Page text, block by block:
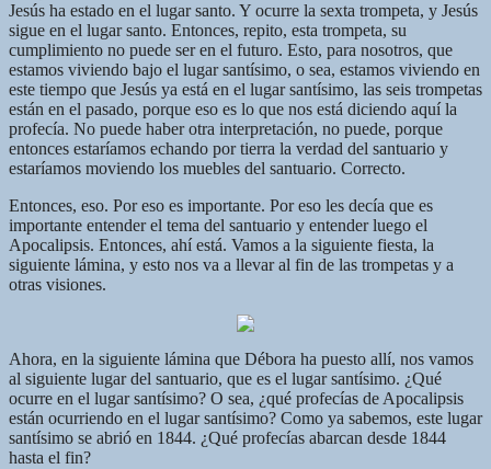
Jesús ha estado en el lugar santo. Y ocurre la sexta trompeta, y Jesús
sigue en el lugar santo. Entonces, repito, esta trompeta, su
cumplimiento no puede ser en el futuro. Esto, para nosotros, que
estamos viviendo bajo el lugar santísimo, o sea, estamos viviendo en
este tiempo que Jesús ya está en el lugar santísimo, las seis trompetas
están en el pasado, porque eso es lo que nos está diciendo aquí la
profecía. No puede haber otra interpretación, no puede, porque
entonces estaríamos echando por tierra la verdad del santuario y
estaríamos moviendo los muebles del santuario. Correcto.
Entonces, eso. Por eso es importante. Por eso les decía que es
importante entender el tema del santuario y entender luego el
Apocalipsis. Entonces, ahí está. Vamos a la siguiente fiesta, la
siguiente lámina, y esto nos va a llevar al fin de las trompetas y a
otras visiones.
Ahora, en la siguiente lámina que Débora ha puesto allí, nos vamos
al siguiente lugar del santuario, que es el lugar santísimo. ¿Qué
ocurre en el lugar santísimo? O sea, ¿qué profecías de Apocalipsis
están ocurriendo en el lugar santísimo? Como ya sabemos, este lugar
santísimo se abrió en 1844. ¿Qué profecías abarcan desde 1844
hasta el fin?